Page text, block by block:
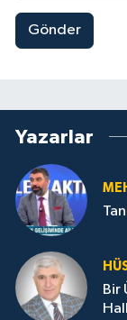
Gönder
Yazarlar
Bir